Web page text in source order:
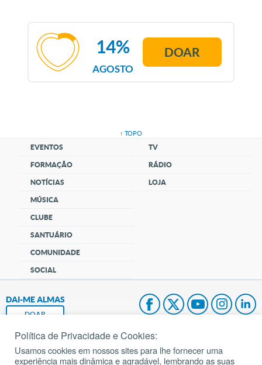
AGOSTO
14% DOAR
↑ TOPO
EVENTOS
FORMAÇÃO
NOTÍCIAS
MÚSICA
CLUBE
SANTUÁRIO
COMUNIDADE
SOCIAL
TV
RÁDIO
LOJA
DAI-ME ALMAS
DOAR
Fundação João Paulo II
Política de Privacidade e Cookies:
Usamos cookies em nossos sites para lhe fornecer uma
experiência mais dinâmica e agradável, lembrando as suas